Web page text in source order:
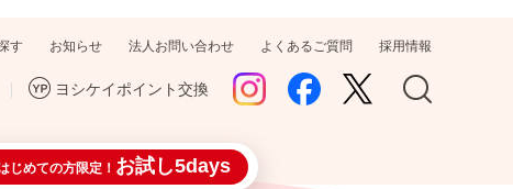
す お知らせ 法人お問い合わせ よくあるご質問 採用情報
ヨシケイポイント交換
じめての方限定！ お試し5days